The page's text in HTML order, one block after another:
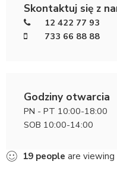
Skontaktuj się z
12 422 77 93
733 66 88 88
Godziny otwarcia
PN - PT 10:00-18:00
SOB 10:00-14:00
19 people are